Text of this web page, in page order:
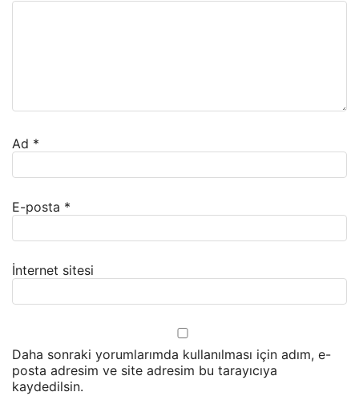
Ad *
E-posta *
İnternet sitesi
Daha sonraki yorumlarımda kullanılması için adım, e-
posta adresim ve site adresim bu tarayıcıya
kaydedilsin.